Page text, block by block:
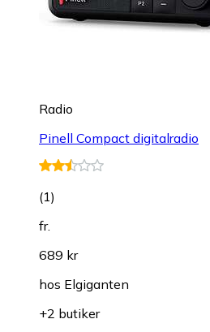
Radio
Pinell Compact digitalradio
(1)
fr.
689 kr
hos Elgiganten
+2 butiker